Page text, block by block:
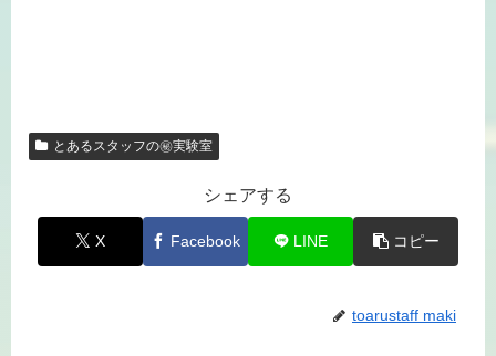
とあるスタッフの㊙実験室
シェアする
X Facebook LINE コピー
toarustaff maki